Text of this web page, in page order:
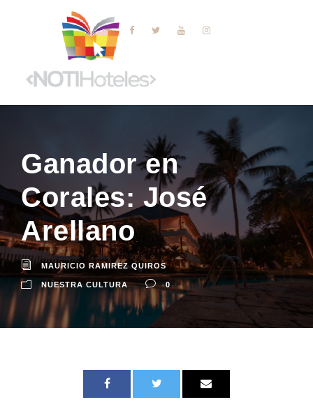
Ganador en
Corales: José
Arellano
MAURICIO RAMIREZ QUIROS
NUESTRA CULTURA 0